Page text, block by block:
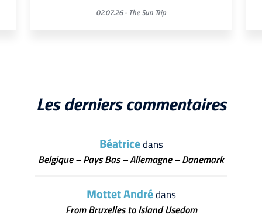
02.07.26 - The Sun Trip
Les derniers commentaires
Béatricedans
Belgique – Pays Bas – Allemagne – Danemark
Mottet Andrédans
From Bruxelles to Island Usedom